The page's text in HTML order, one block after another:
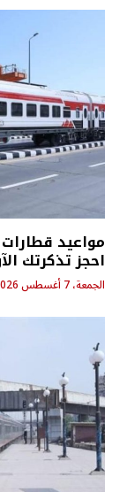
مواعيد
احجز تذكرتك
الجمعة، 7 أغسطس 2026 - 8:26 ص